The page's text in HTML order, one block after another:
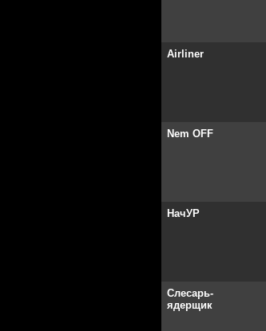
Airliner
Nem OFF
НачУР
Слесарь-
ядерщик